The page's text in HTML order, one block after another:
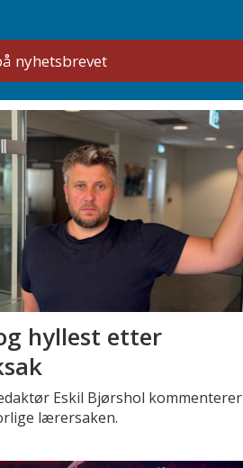
hyllest etter
Eskil Bjørshol kommenterer
lærersaken.